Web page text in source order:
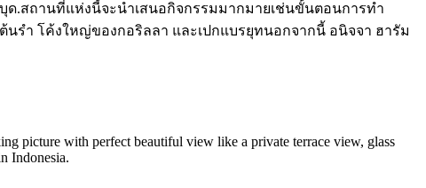
บุด.สถานที่แห่งนี้จะนำเสนอกิจกรรมมากมายเช่นขั้นตอนการทำ
รำ โค้งใหญ่ของกอริลลา และเปกแบรยุทนอกจากนี้ อนิจจา ฮารัม
picture with perfect beautiful view like a private terrace view, glass
Indonesia.